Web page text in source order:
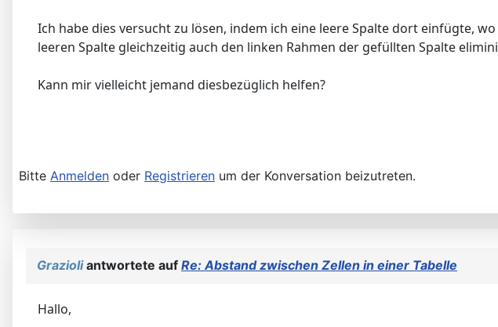
Ich habe dies versucht zu lösen, indem ich eine leere Spalte dort einfügte,
leeren Spalte gleichzeitig auch den linken Rahmen der gefüllten Spalte
Kann mir vielleicht jemand diesbezüglich helfen?
Bitte Anmelden oder Registrieren um der Konversation beizutreten.
Grazioliantwortete auf Re: Abstand zwischen Zellen in einer Tabelle
Hallo,